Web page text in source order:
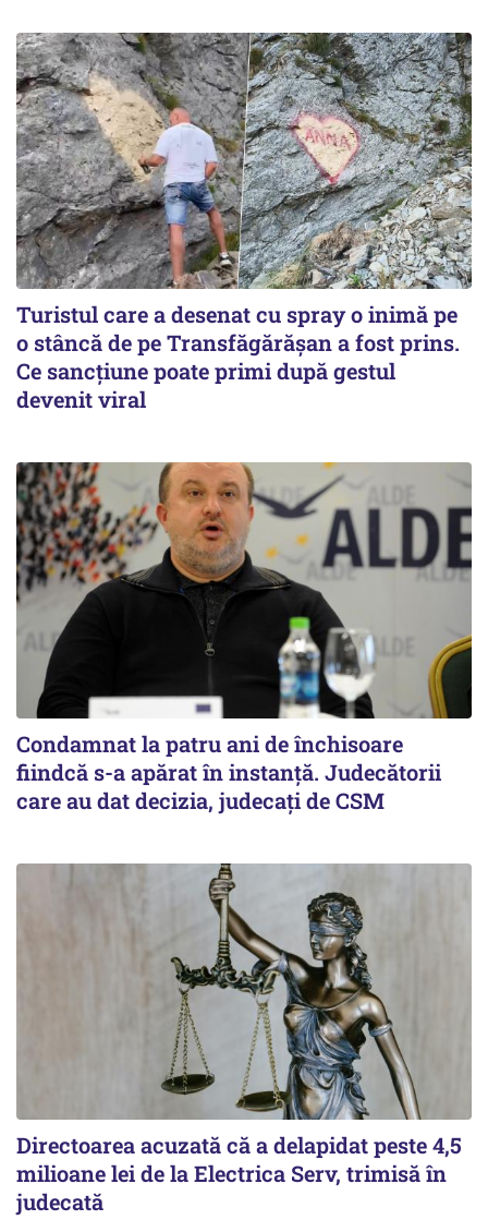
Turistul care a desenat cu spray o inimă pe
o stâncă de pe Transfăgărășan a fost prins.
Ce sancțiune poate primi după gestul
devenit viral
Condamnat la patru ani de închisoare
fiindcă s-a apărat în instanță. Judecătorii
care au dat decizia, judecați de CSM
Directoarea acuzată că a delapidat peste 4,5
milioane lei de la Electrica Serv, trimisă în
judecată